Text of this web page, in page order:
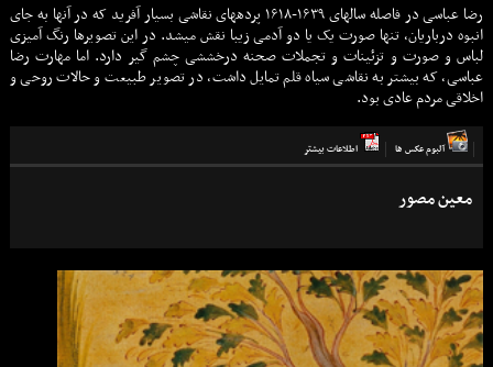
رضا عباسی در فاصله سالهای ۱۶۳۹-۱۶۱۸ پردههای نقاشی بسیار آفرید که در آنها به جای
انبوه درباریان، تنها صورت یک یا دو آدمی زیبا نقش میشد. در این تصویرها رنگ آمیزی
لباس و صورت و تزئینات و تجملات صحنه درخششی چشم گیر دارد. اما مهارت رضا
عباسی، که بیشتر به نقاشی سیاه قلم تمایل داشت، در تصویر طبیعت و حالات روحی و
اخلاقی مردم عادی بود.
آلبوم عكس ها اطلاعات بيشتر
معین مصور